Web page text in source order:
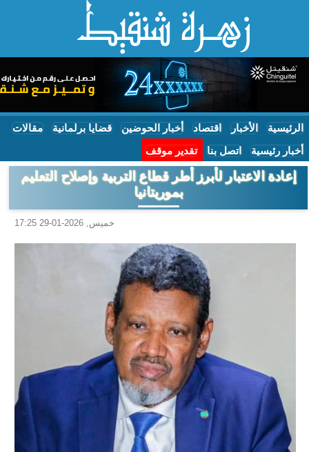
الرئيسية الأخبار اقتصاد أخبار الحوضين قضايا برلمانية مقالات
أخبار رئيسية اتصل بنا تقدير موقف
إعادة الاعتبار لأبرز أطر قطاع التربية وإصلاح التعليم
بموريتانيا
خميس, 2026-01-29 17:25